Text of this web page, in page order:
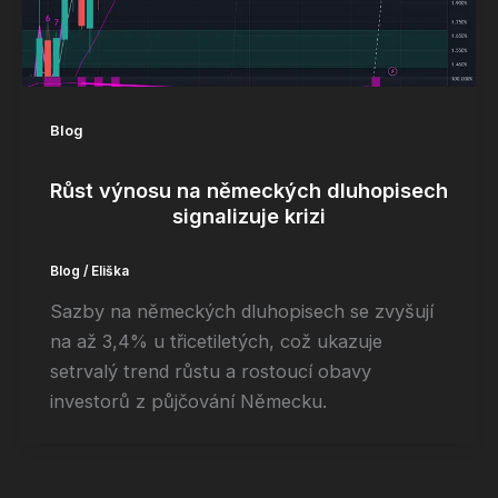
Blog
Růst výnosu na německých dluhopisech
signalizuje krizi
Blog / Eliška
Sazby na německých dluhopisech se zvyšují
na až 3,4% u třicetiletých, což ukazuje
setrvalý trend růstu a rostoucí obavy
investorů z půjčování Německu.